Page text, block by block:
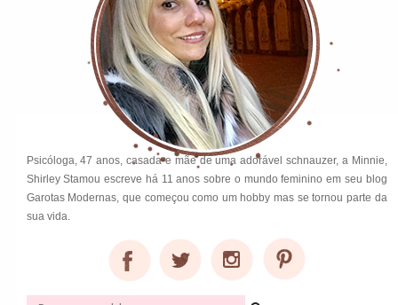
Psicóloga, 47 anos, casada e mãe de uma adorável schnauzer, a Minnie,
Shirley Stamou escreve há 11 anos sobre o mundo feminino em seu blog
Garotas Modernas, que começou como um hobby mas se tornou parte da
sua vida.